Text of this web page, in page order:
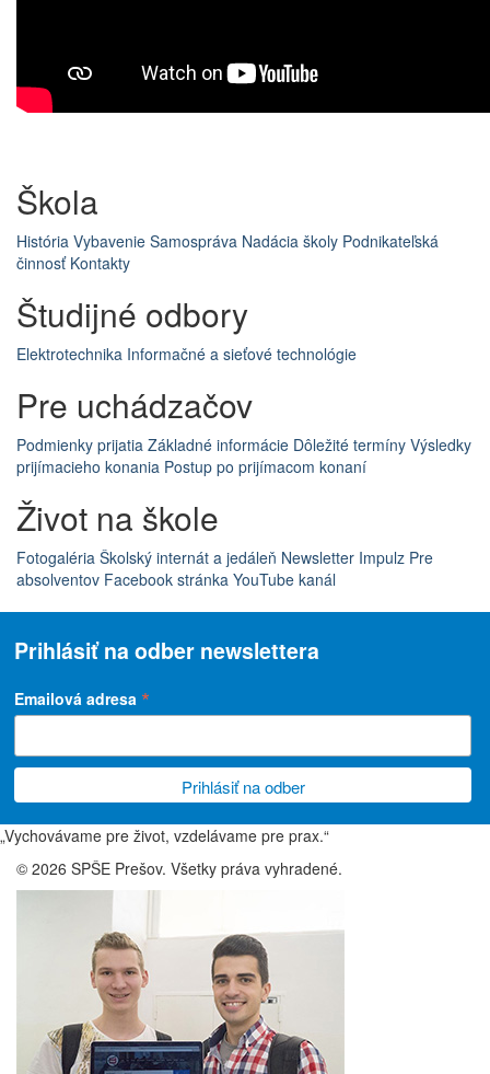
Škola
História Vybavenie Samospráva Nadácia školy Podnikateľská
činnosť Kontakty
Študijné odbory
Elektrotechnika Informačné a sieťové technológie
Pre uchádzačov
Podmienky prijatia Základné informácie Dôležité termíny Výsledky
prijímacieho konania Postup po prijímacom konaní
Život na škole
Fotogaléria Školský internát a jedáleň Newsletter Impulz Pre
absolventov Facebook stránka YouTube kanál
Prihlásiť na odber newslettera
Emailová adresa *
„Vychovávame pre život, vzdelávame pre prax.“
© 2026 SPŠE Prešov. Všetky práva vyhradené.